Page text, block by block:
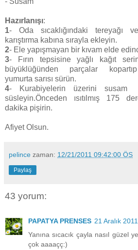
Hazırlanışı:
1- Oda sıcaklığındaki tereyağı
karıştırma kabına sırayla ekleyin.
2- Ele yapışmayan bir kıvam elde
3- Fırın tepsisine yağlı kağıt
büyüklüğünden parçalar
yumurta sarısı sürün.
4- Kurabiyelerin üzerini
süsleyin.Önceden ısıtılmış 175
dakika pişirin.
Afiyet Olsun.
pelince zaman: 12/21/2011 09:42:00 ÖS
Paylaş
43 yorum:
PAPATYA PRENSES 21 Aralık
Yanına sıcacık çayla nasıl güzel
çok aaaaçç:)